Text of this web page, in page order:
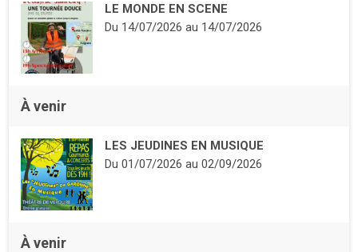
LE MONDE EN SCENE
Du 14/07/2026au 14/07/2026
À venir
LES JEUDINES EN MUSIQUE
Du 01/07/2026au 02/09/2026
À venir